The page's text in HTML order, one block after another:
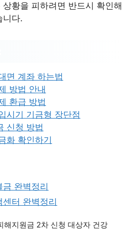
황을 피하려면 반드시 확인해
니다.
면 계좌 하는법
방법 안내
환급 방법
시기 기금형 장단점
신청 방법
화 확인하기
완벽정리
터 완벽정리
지원금 2차 신청 대상자 건강